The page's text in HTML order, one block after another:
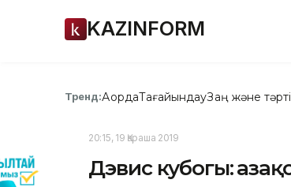
KAZINFORM
Тренд:АқордаТағайындауЗаң және
20:15, 19 Қараша 2019
Дэвис кубогы: